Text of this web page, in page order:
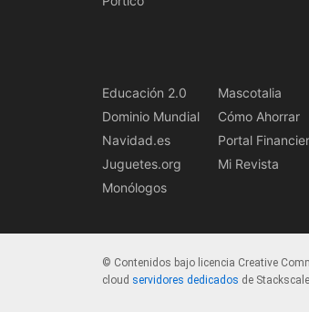
Educación 2.0
Dominio Mundial
Navidad.es
Juguetes.org
Monólogos
Mascotalia
Cómo Ahorrar
Portal
Mi Revista
© Contenidos bajo licencia Creative
cloud servidores dedicados de